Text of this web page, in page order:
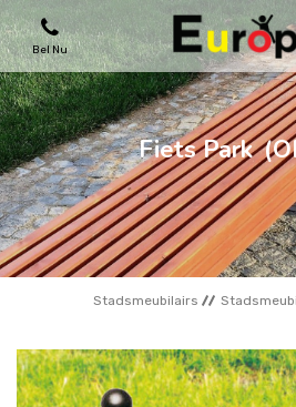
Bel Nu
SPEELTOESTELLEN
SKATEPARKS
HOUTEN HUIZENS
STADSMEUBILAIRS
SPORTVELDENS
Fiets Park
Stadsmeubilairs